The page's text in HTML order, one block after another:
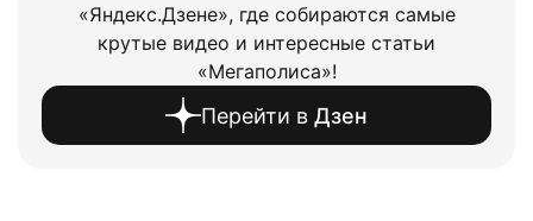
«Яндекс.Дзене», где собираются самые
крутые видео и интересные статьи
«Мегаполиса»!
Перейти в Дзен